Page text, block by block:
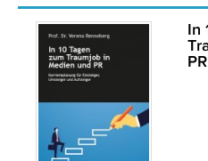
In
PR